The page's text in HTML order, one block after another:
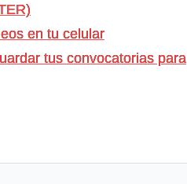
en tu celular
tus convocatorias para